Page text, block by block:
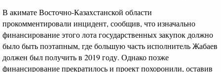
В акимате Восточно-Казахстанской области
прокомментировали инцидент, сообщив, что изначально
финансирование этого лота государственных закупок должно
было быть поэтапным, где большую часть исполнитель Жабаев
должен был получить в 2019 году. Однако позже
финансирование прекратилось и проект похоронили, оставив